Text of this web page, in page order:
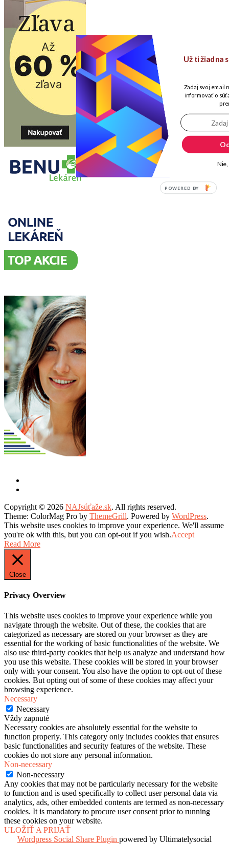
Copyright © 2026 NAJsúťaže.sk. All rights reserved.
Theme: ColorMag Pro by ThemeGrill. Powered by WordPress.
This website uses cookies to improve your experience. We'll assume
you're ok with this, but you can opt-out if you wish.Accept
Read More
Close
Privacy Overview
This website uses cookies to improve your experience while you
navigate through the website. Out of these, the cookies that are
categorized as necessary are stored on your browser as they are
essential for the working of basic functionalities of the website. We
also use third-party cookies that help us analyze and understand how
you use this website. These cookies will be stored in your browser
only with your consent. You also have the option to opt-out of these
cookies. But opting out of some of these cookies may affect your
browsing experience.
Necessary
Necessary
Vždy zapnuté
Necessary cookies are absolutely essential for the website to
function properly. This category only includes cookies that ensures
basic functionalities and security features of the website. These
cookies do not store any personal information.
Non-necessary
Non-necessary
Any cookies that may not be particularly necessary for the website
to function and is used specifically to collect user personal data via
analytics, ads, other embedded contents are termed as non-necessary
cookies. It is mandatory to procure user consent prior to running
these cookies on your website.
ULOŽIŤ A PRIJAŤ
Wordpress Social Share Plugin powered by Ultimatelysocial
Už ti žiadna
Zadaj svoj email
informovať o